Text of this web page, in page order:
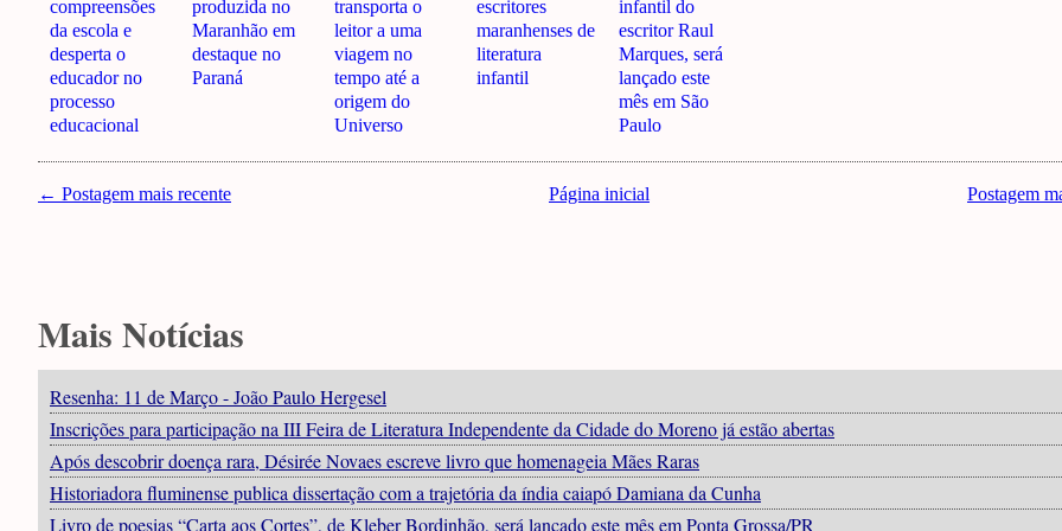
compreensões
da escola e
desperta o
educador no
processo
educacional
produzida no
Maranhão em
destaque no
Paraná
transporta o
leitor a uma
viagem no
tempo até a
origem do
Universo
escritores
maranhenses de
literatura
infantil
infantil do
escritor Raul
Marques, será
lançado este
mês em São
Paulo
← Postagem mais recente Postagem
Página inicial
Mais Notícias
Resenha: 11 de Março - João Paulo Hergesel
Inscrições para participação na III Feira de Literatura Independente da Cidade do Moreno já estão abertas
Após descobrir doença rara, Désirée Novaes escreve livro que homenageia Mães Raras
Historiadora fluminense publica dissertação com a trajetória da índia caiapó Damiana da Cunha
Livro de poesias “Carta aos Cortes”, de Kleber Bordinhão, será lançado este mês em Ponta Grossa/PR